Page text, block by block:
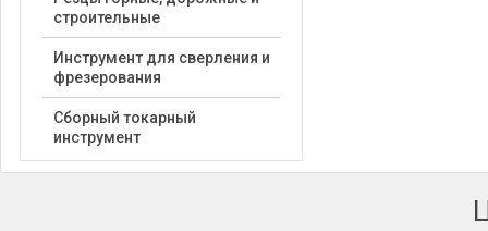
строительные
Инструмент для сверления и
фрезерования
Сборный токарный
инструмент